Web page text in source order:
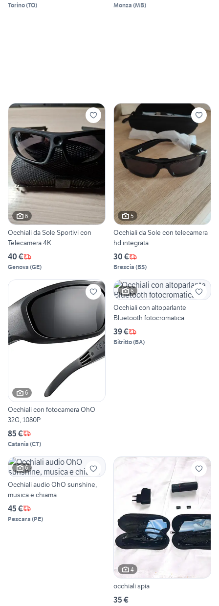
Torino(TO) Monza (MB)
6
Occhiali da Sole Sportivi con
Telecamera 4K
40 €
Genova (GE)
5
Occhiali da Sole con telecamera
hd integrata
30 €
Brescia (BS)
6
Occhiali con fotocamera OhO
32G, 1080P
85 €
Catania (CT)
6
Occhiali con altoparlante
Bluetooth fotocromatica
39 €
Bitritto(BA)
6
Occhiali audio OhO sunshine,
musica e chiama
45 €
Pescara (PE)
4
occhiali spia
35 €